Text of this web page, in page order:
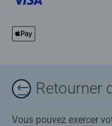
Retourner
Vous pouvez exercer